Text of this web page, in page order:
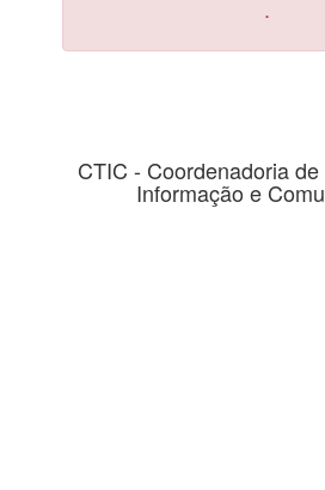
.
CTIC - Coordenadoria
Informação e